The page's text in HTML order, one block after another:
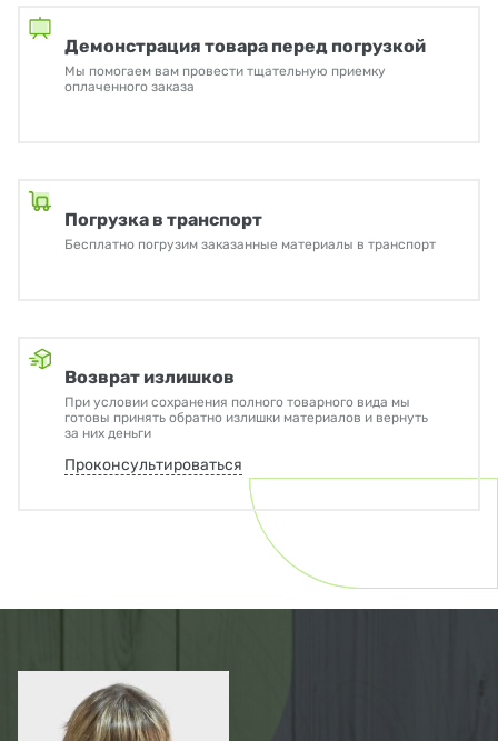
Демонстрация товара перед погрузкой
Мы помогаем вам провести тщательную приемку
оплаченного заказа
Погрузка в транспорт
Бесплатно погрузим заказанные материалы в транспорт
Возврат излишков
При условии сохранения полного товарного вида мы
готовы принять обратно излишки материалов и вернуть
за них деньги
Проконсультироваться